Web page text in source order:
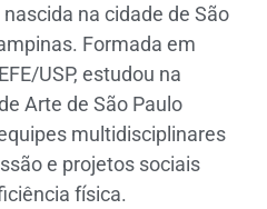
na cidade de São
Formada em
USP, estudou na
Arte de São Paulo
multidisciplinares
e projetos sociais
física.